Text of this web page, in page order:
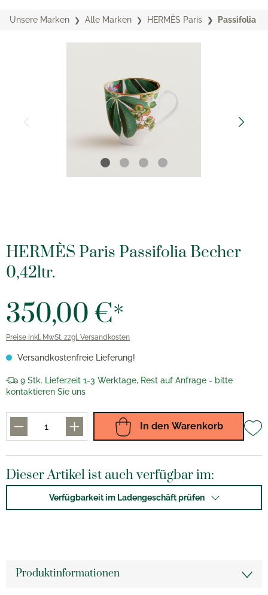
Unsere Marken Alle Marken HERMÈS Paris Passifolia
HERMÈS Paris Passifolia Becher
0,42ltr.
350,00 €*
Preise inkl. MwSt. zzgl. Versandkosten
Versandkostenfreie Lieferung!
9 Stk. Lieferzeit 1-3 Werktage, Rest auf Anfrage - bitte
kontaktieren Sie uns
In den Warenkorb
Dieser Artikel ist auch verfügbar im:
Verfügbarkeit im Ladengeschäft prüfen
Produktinformationen